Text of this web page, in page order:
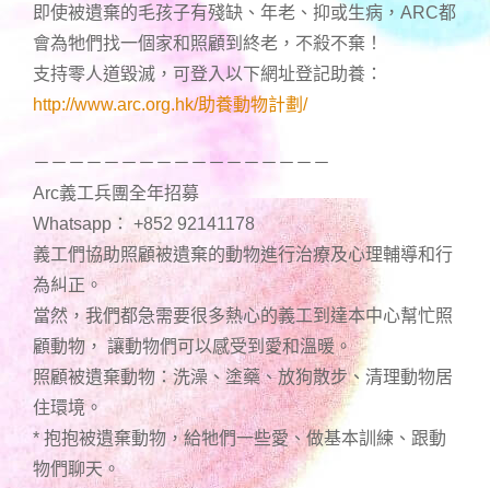
即使被遺棄的毛孩子有殘缺、年老、抑或生病，ARC都
會為牠們找一個家和照顧到終老，不殺不棄！
支持零人道毀滅，可登入以下網址登記助養：
http://www.arc.org.hk/助養動物計劃/
－－－－－－－－－－－－－－－－－
Arc義工兵團全年招募
Whatsapp： +852 92141178
義工們協助照顧被遺棄的動物進行治療及心理輔導和行
為糾正。
當然，我們都急需要很多熱心的義工到達本中心幫忙照
顧動物， 讓動物們可以感受到愛和溫暖。
照顧被遺棄動物：洗澡、塗藥、放狗散步、清理動物居
住環境。
* 抱抱被遺棄動物，給牠們一些愛、做基本訓練、跟動
物們聊天。